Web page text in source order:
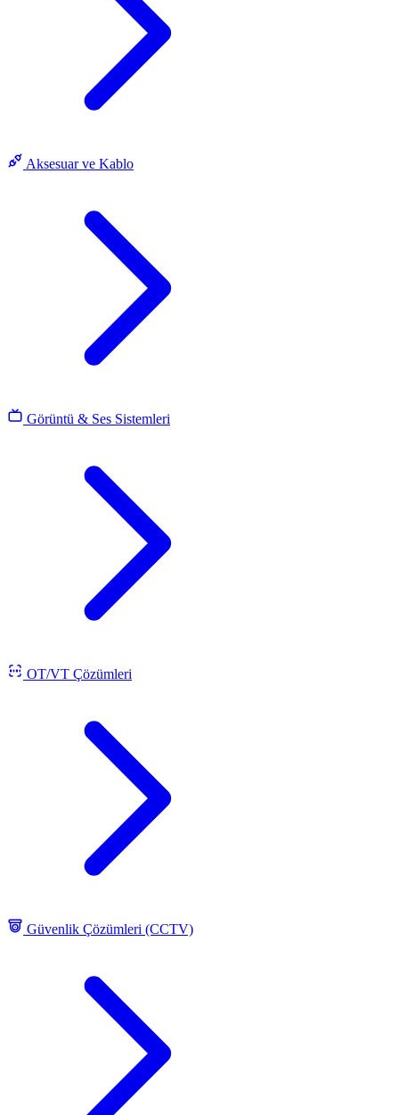
Aksesuar ve Kablo
Görüntü & Ses Sistemleri
OT/VT Çözümleri
Güvenlik Çözümleri (CCTV)